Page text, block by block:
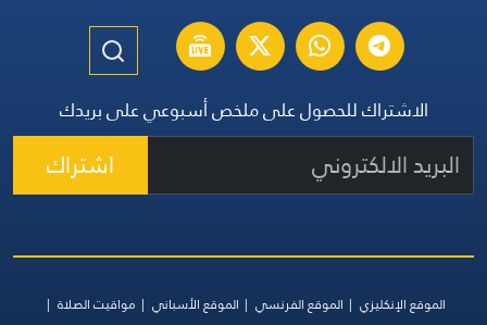
الاشتراك للحصول على ملخص أسبوعي على بريدك
اشتراك
الموقع الإنكليزي الموقع الفرنسي الموقع الأسباني
مواقيت الصلاة